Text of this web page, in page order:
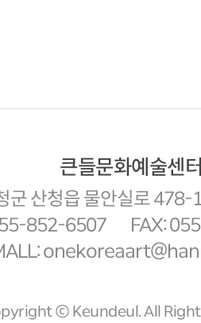
큰들문화예술센
군 산청읍 물안실로 478-
852-6507
FAX:
ⓒ Keundeul. All